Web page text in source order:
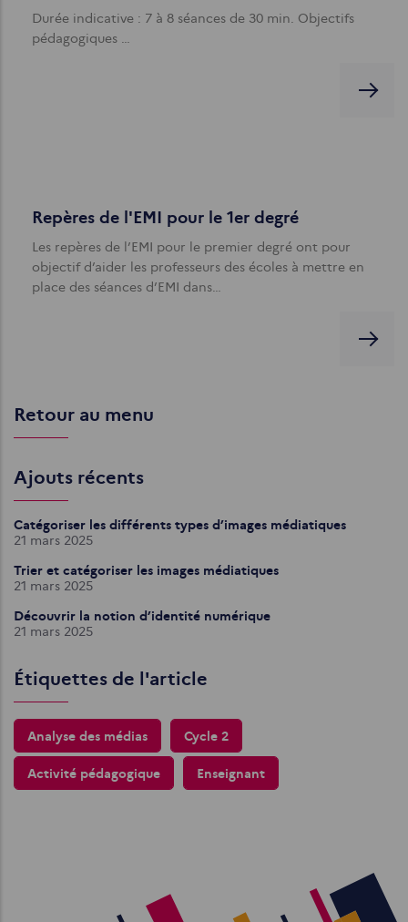
Durée indicative : 7 à 8 séances de 30 min. Objectifs
pédagogiques …
Repères de l'EMI pour le 1er degré
Les repères de l’EMI pour le premier degré ont pour
objectif d’aider les professeurs des écoles à mettre en
place des séances d’EMI dans…
Retour au menu
Ajouts récents
Catégoriser les différents types d’images médiatiques
21 mars 2025
Trier et catégoriser les images médiatiques
21 mars 2025
Découvrir la notion d’identité numérique
21 mars 2025
Étiquettes de l'article
Analyse des médias Cycle 2
Activité pédagogique Enseignant